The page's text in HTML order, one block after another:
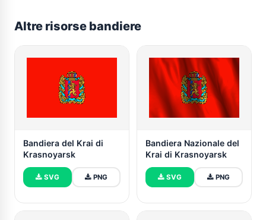
Altre risorse bandiere
Bandiera del Krai di
Krasnoyarsk
SVG PNG
Bandiera Nazionale del
Krai di Krasnoyarsk
SVG PNG